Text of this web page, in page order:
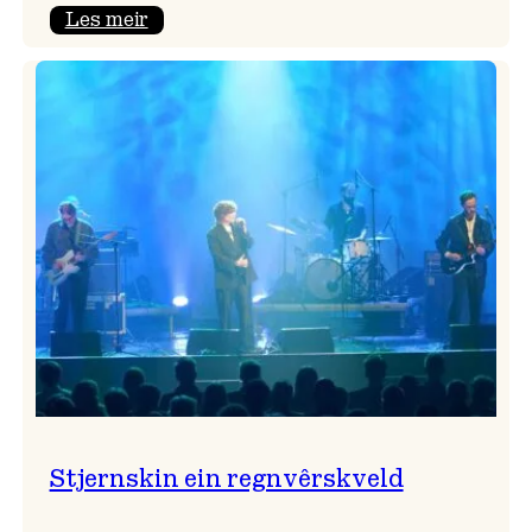
Les meir:
&
Haltli
Stjernskin ein regnvêrskveld